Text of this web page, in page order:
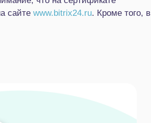
сайте www.bitrix24.ru. Кроме того, в